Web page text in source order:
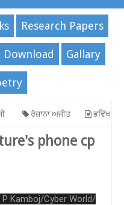
Research Papers
Download Gallary
ਰੋਜ਼ਾਨਾ ਅਜੀਤ ਭਵਿੱਖ
phone cp
Kamboj/Cyber World/